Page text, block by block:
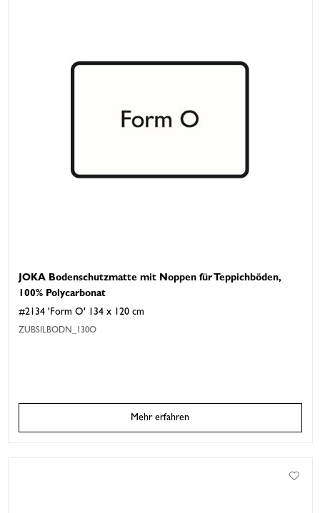
JOKA Bodenschutzmatte mit Noppen für Teppichböden,
100% Polycarbonat
#2134 'Form O' 134 x 120 cm
ZUBSILBODN_130O
Mehr erfahren